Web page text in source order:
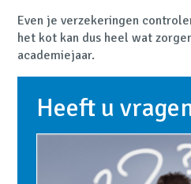
Even je verzekeringen
het kot kan dus heel wat
academiejaar.
Heeft u